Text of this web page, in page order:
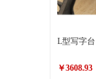
L型写字台
￥3608.93